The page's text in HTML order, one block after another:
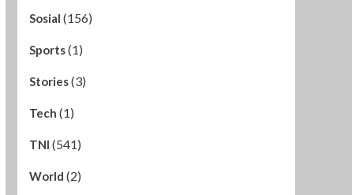
Sosial (156)
Sports(1)
Stories(3)
Tech (1)
TNI (541)
World (2)